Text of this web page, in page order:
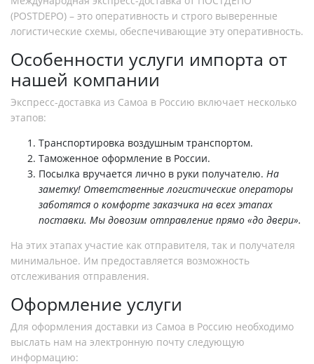
(POSTDEPO) – это оперативность и строго выверенные
логистические схемы, обеспечивающие эту оперативность.
Особенности услуги импорта от
нашей компании
Экспресс-доставка из Самоа в Россию включает несколько
этапов:
Транспортировка воздушным транспортом.
Таможенное оформление в России.
Посылка вручается лично в руки получателю. На
заметку! Ответственные логистические операторы
заботятся о комфорте заказчика на всех этапах
поставки. Мы довозим отправление прямо «до двери».
На этих этапах участие как отправителя, так и получателя
минимальное. Им предоставляется возможность
отслеживания отправления.
Оформление услуги
Для оформления доставки из Самоа в Россию необходимо
выслать нам на электронную почту следующую
информацию: